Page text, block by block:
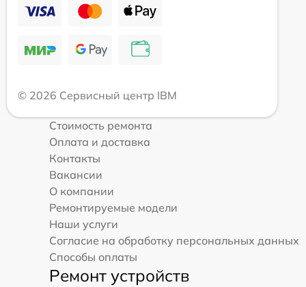
© 2026 Сервисный центр IBM
Стоимость ремонта
Оплата и доставка
Контакты
Вакансии
О компании
Ремонтируемые модели
Наши услуги
Согласие на обработку персональных данных
Способы оплаты
Ремонт устройств